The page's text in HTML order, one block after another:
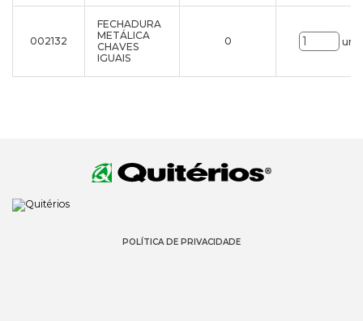
002132
FECHADURA
METÁLICA
CHAVES
IGUAIS
0 uni.
POLÍTICA DE PRIVACIDADE